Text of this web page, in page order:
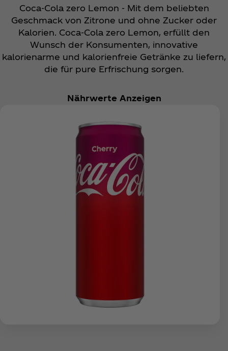
Coca‑Cola zero Lemon - Mit dem beliebten
Geschmack von Zitrone und ohne Zucker oder
Kalorien. Coca‑Cola zero Lemon, erfüllt den
Wunsch der Konsumenten, innovative
kalorienarme und kalorienfreie Getränke zu liefern,
die für pure Erfrischung sorgen.
Nährwerte Anzeigen